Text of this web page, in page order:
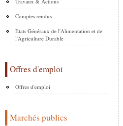
Comptes rendus
Etats Généraux de l'Alimentation et de
l'Agriculture Durable
Offres d'emploi
Offres d'emploi
Marchés publics